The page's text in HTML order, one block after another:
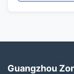
Guangzhou